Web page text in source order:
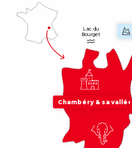
Lac du
Bourget
Chambéry & sa vallée